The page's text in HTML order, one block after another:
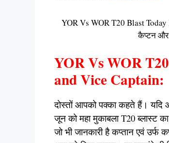
YOR Vs WOR T20 Blast
कैप्टन और
YOR Vs WOR
and Vice Captain:
दोस्तों आपको पक्का कहते हैं।
जून को महा मुकाबला T20 ब्लास्ट
जो भी जानकारी है कप्तान एवं उर्फ